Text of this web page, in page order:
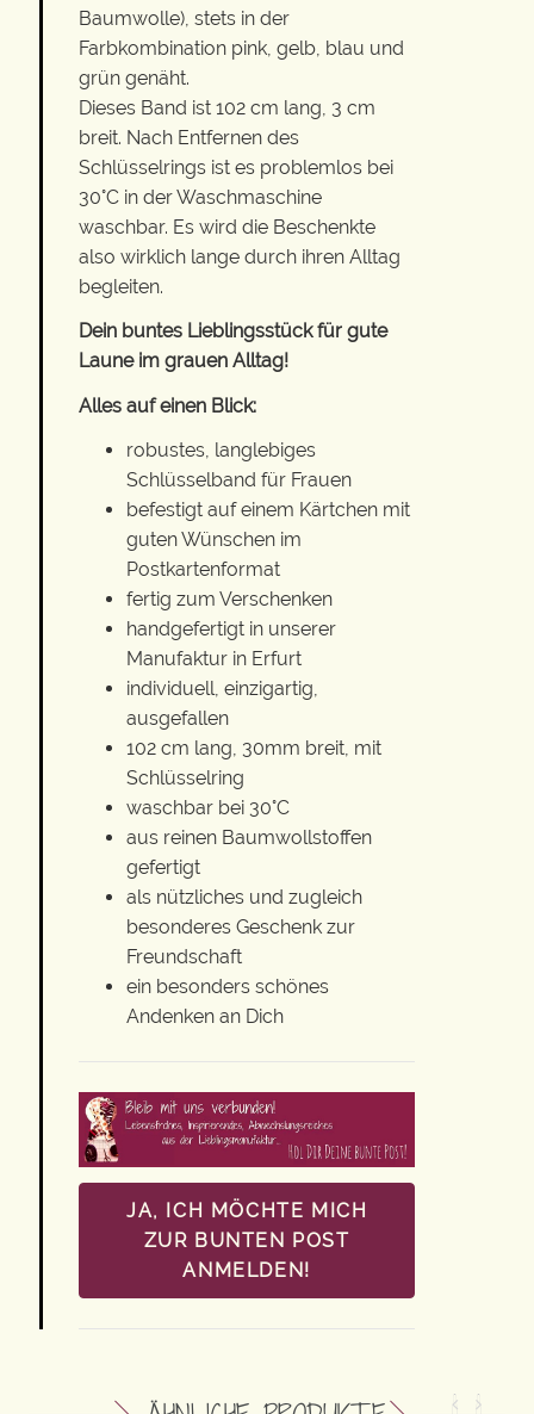
Baumwolle), stets in der
Farbkombination pink, gelb, blau und
grün genäht.
Dieses Band ist 102 cm lang, 3 cm
breit. Nach Entfernen des
Schlüsselrings ist es problemlos bei
30°C in der Waschmaschine
waschbar. Es wird die Beschenkte
also wirklich lange durch ihren Alltag
begleiten.
Dein buntes Lieblingsstück für gute
Laune im grauen Alltag!
Alles auf einen Blick:
robustes, langlebiges
Schlüsselband für Frauen
befestigt auf einem Kärtchen mit
guten Wünschen im
Postkartenformat
fertig zum Verschenken
handgefertigt in unserer
Manufaktur in Erfurt
individuell, einzigartig,
ausgefallen
102 cm lang, 30mm breit, mit
Schlüsselring
waschbar bei 30°C
aus reinen Baumwollstoffen
gefertigt
als nützliches und zugleich
besonderes Geschenk zur
Freundschaft
ein besonders schönes
Andenken an Dich
JA, ICH MÖCHTE MICH
ZUR BUNTEN POST
ANMELDEN!